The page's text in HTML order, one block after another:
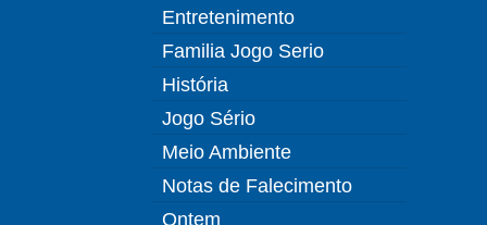
Entretenimento
Familia Jogo Serio
História
Jogo Sério
Meio Ambiente
Notas de Falecimento
Ontem